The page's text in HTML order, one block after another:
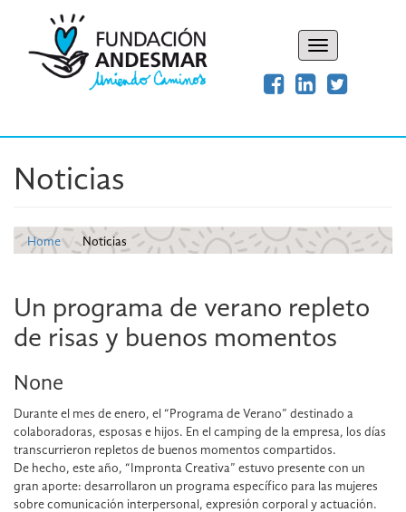
Toggle
navigation
Noticias
Home Noticias
Un programa de verano repleto
de risas y buenos momentos
None
Durante el mes de enero, el “Programa de Verano” destinado a
colaboradoras, esposas e hijos. En el camping de la empresa, los días
transcurrieron repletos de buenos momentos compartidos.
De hecho, este año, “Impronta Creativa” estuvo presente con un
gran aporte: desarrollaron un programa específico para las mujeres
sobre comunicación interpersonal, expresión corporal y actuación.